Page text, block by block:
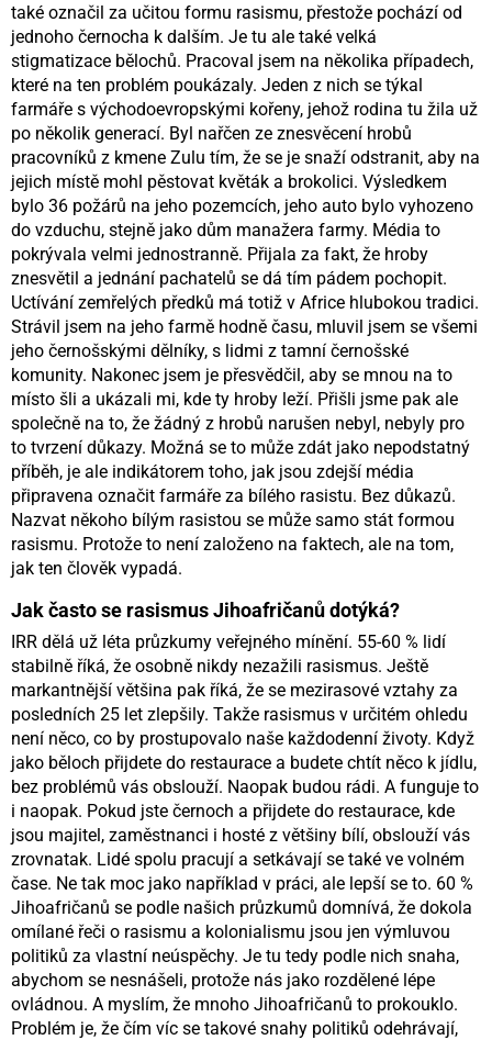
také označil za učitou formu rasismu, přestože pochází od
jednoho černocha k dalším. Je tu ale také velká
stigmatizace bělochů. Pracoval jsem na několika případech,
které na ten problém poukázaly. Jeden z nich se týkal
farmáře s východoevropskými kořeny, jehož rodina tu žila už
po několik generací. Byl nařčen ze znesvěcení hrobů
pracovníků z kmene Zulu tím, že se je snaží odstranit, aby na
jejich místě mohl pěstovat květák a brokolici. Výsledkem
bylo 36 požárů na jeho pozemcích, jeho auto bylo vyhozeno
do vzduchu, stejně jako dům manažera farmy. Média to
pokrývala velmi jednostranně. Přijala za fakt, že hroby
znesvětil a jednání pachatelů se dá tím pádem pochopit.
Uctívání zemřelých předků má totiž v Africe hlubokou tradici.
Strávil jsem na jeho farmě hodně času, mluvil jsem se všemi
jeho černošskými dělníky, s lidmi z tamní černošské
komunity. Nakonec jsem je přesvědčil, aby se mnou na to
místo šli a ukázali mi, kde ty hroby leží. Přišli jsme pak ale
společně na to, že žádný z hrobů narušen nebyl, nebyly pro
to tvrzení důkazy. Možná se to může zdát jako nepodstatný
příběh, je ale indikátorem toho, jak jsou zdejší média
připravena označit farmáře za bílého rasistu. Bez důkazů.
Nazvat někoho bílým rasistou se může samo stát formou
rasismu. Protože to není založeno na faktech, ale na tom,
jak ten člověk vypadá.
Jak často se rasismus Jihoafričanů dotýká?
IRR dělá už léta průzkumy veřejného mínění. 55-60 % lidí
stabilně říká, že osobně nikdy nezažili rasismus. Ještě
markantnější většina pak říká, že se mezirasové vztahy za
posledních 25 let zlepšily. Takže rasismus v určitém ohledu
není něco, co by prostupovalo naše každodenní životy. Když
jako běloch přijdete do restaurace a budete chtít něco k jídlu,
bez problémů vás obslouží. Naopak budou rádi. A funguje to
i naopak. Pokud jste černoch a přijdete do restaurace, kde
jsou majitel, zaměstnanci i hosté z většiny bílí, obslouží vás
zrovnatak. Lidé spolu pracují a setkávají se také ve volném
čase. Ne tak moc jako například v práci, ale lepší se to. 60 %
Jihoafričanů se podle našich průzkumů domnívá, že dokola
omílané řeči o rasismu a kolonialismu jsou jen výmluvou
politiků za vlastní neúspěchy. Je tu tedy podle nich snaha,
abychom se nesnášeli, protože nás jako rozdělené lépe
ovládnou. A myslím, že mnoho Jihoafričanů to prokouklo.
Problém je, že čím víc se takové snahy politiků odehrávají,